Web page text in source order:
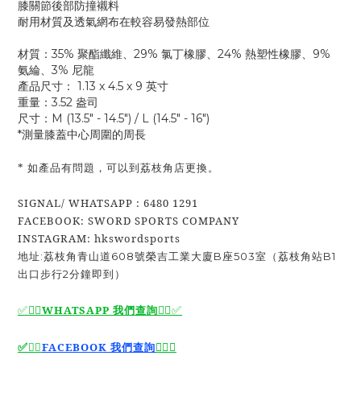
膝關節後部防撞襯料
耐用材質及透氣網布在較容易發熱部位
材質：35% 聚酯纖維、29% 氯丁橡膠、24% 熱塑性橡膠、9%
氨綸、3% 尼龍
產品尺寸： 1.13 x 4.5 x 9 英寸
重量：3.52 盎司
尺寸：M (13.5" - 14.5") / L (14.5" - 16")
*測量膝蓋中心周圍的周長
* 如產品有問題，可以到荔枝角店更換。
SIGNAL/ WHATSAPP : 6480 1291
FACEBOOK: SWORD SPORTS COMPANY
INSTAGRAM: hkswordsports
地址:荔枝角青山道608號榮吉工業大廈B座503室（荔枝角站B1
出口步行2分鐘即到）
✅🙆‍♂️WHATSAPP 我們查詢🙆‍♂️✅
✅🙆‍♂️FACEBOOK 我們查詢🙆‍♂️✅